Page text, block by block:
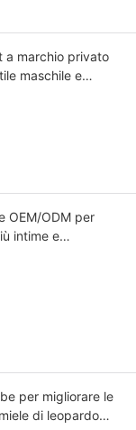
a marchio privato
maschile e
OEM/ODM per
intime e
per migliorare le
di leopardo